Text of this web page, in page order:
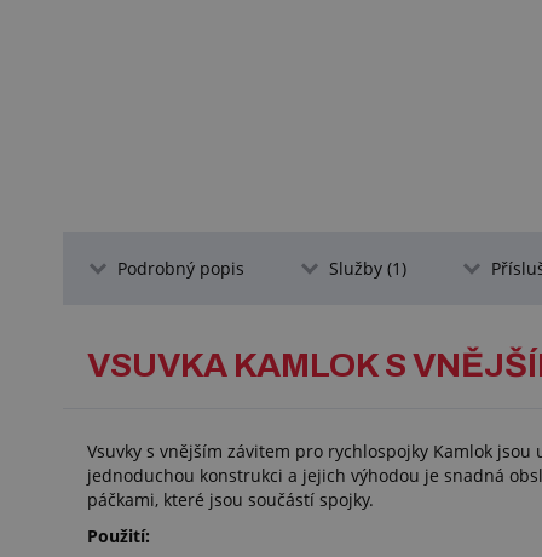
Podrobný popis Služby (1)
VSUVKA KAMLOK S
Vsuvky s vnějším závitem pro rychlospojky Kamlok
jednoduchou konstrukci a jejich výhodou je snadná
páčkami, které jsou součástí spojky.
Použití: